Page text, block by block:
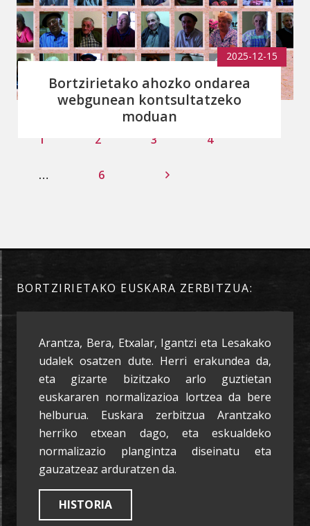
2025-12-15
Bortzirietako ahozko ondarea
webgunean kontsultatzeko
moduan
1 2 3 4
… 6
BORTZIRIETAKO EUSKARA ZERBITZUA:
Arantza, Bera, Etxalar, Igantzi eta Lesakako
udalek osatzen dute. Herri erakundea da,
eta gizarte bizitzako arlo guztietan
euskararen normalizazioa lortzea da bere
helburua. Euskara zerbitzua Arantzako
herriko etxean dago, eta eskualdeko
normalizazio plangintza diseinatu eta
gauzatzeaz arduratzen da.
HISTORIA